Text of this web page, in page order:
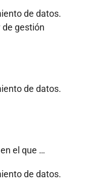
de datos.
gestión
de datos.
el que …
de datos.